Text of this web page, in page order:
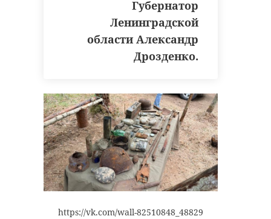
Губернатор
Ленинградской
области Александр
Дрозденко.
https://vk.com/wall-82510848_48829